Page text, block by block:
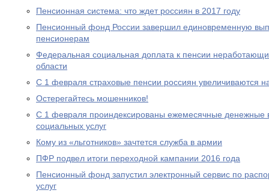
Пенсионная система: что ждет россиян в 2017 году
Пенсионный фонд России завершил единовременную
пенсионерам
Федеральная социальная доплата к пенсии
области
С 1 февраля страховые пенсии россиян увеличиваются
Остерегайтесь мошенников!
С 1 февраля проиндексированы ежемесячные денежные
социальных услуг
Кому из «льготников» зачтется служба в армии
ПФР подвел итоги переходной кампании 2016 года
Пенсионный фонд запустил электронный сервис по
услуг